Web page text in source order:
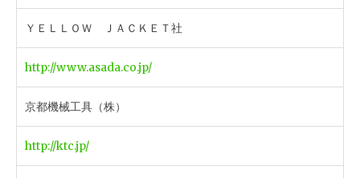
ＹＥＬＬＯＷ ＪＡＣＫＥＴ社
http://www.asada.co.jp/
京都機械工具（株）
http://ktc.jp/